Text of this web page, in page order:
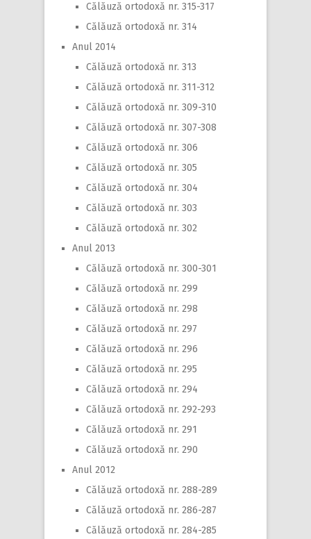
Călăuză ortodoxă nr. 315-317
Călăuză ortodoxă nr. 314
Anul 2014
Călăuză ortodoxă nr. 313
Călăuză ortodoxă nr. 311-312
Călăuză ortodoxă nr. 309-310
Călăuză ortodoxă nr. 307-308
Călăuză ortodoxă nr. 306
Călăuză ortodoxă nr. 305
Călăuză ortodoxă nr. 304
Călăuză ortodoxă nr. 303
Călăuză ortodoxă nr. 302
Anul 2013
Călăuză ortodoxă nr. 300-301
Călăuză ortodoxă nr. 299
Călăuză ortodoxă nr. 298
Călăuză ortodoxă nr. 297
Călăuză ortodoxă nr. 296
Călăuză ortodoxă nr. 295
Călăuză ortodoxă nr. 294
Călăuză ortodoxă nr. 292-293
Călăuză ortodoxă nr. 291
Călăuză ortodoxă nr. 290
Anul 2012
Călăuză ortodoxă nr. 288-289
Călăuză ortodoxă nr. 286-287
Călăuză ortodoxă nr. 284-285